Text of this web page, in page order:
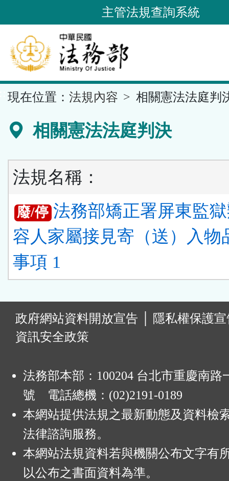
到
要
內
容
區
主管法規查詢系統
現在位置： 法規內容 相關憲法法庭判
相關憲法法庭判決
法規名稱：
廢/停 法務部矯正署屏東監
容人家屬接見寄（送）入物
事項 1
政府網站資料開放宣告
隱私權保護
資訊安全政策
法務部本部：100204 台北市重慶南路
號 電話總機：(02)2191-0189
本網站提供法規之最新動態及資料檢
法律諮詢服務。
本網站法規資料若與機關公布文字有
以公布之書面資料為準。